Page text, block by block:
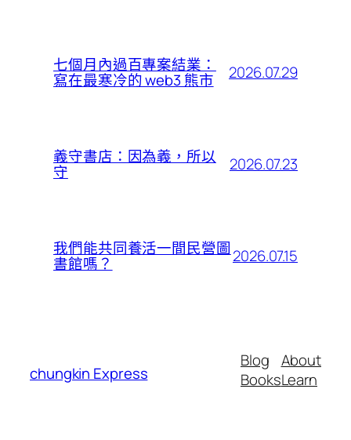
七個月內過百專案結業：
寫在最寒冷的 web3 熊市 2026.07.29
義守書店：因為義，所以
守 2026.07.23
我們能共同養活一間民營圖
書館嗎？ 2026.07.15
chungkin Express
Blog
Books
About
Learn